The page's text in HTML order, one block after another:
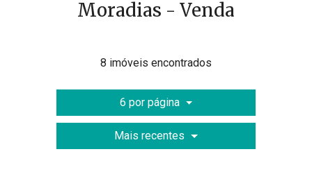
Moradias - Venda
8 imóveis encontrados
6 por página
Mais recentes